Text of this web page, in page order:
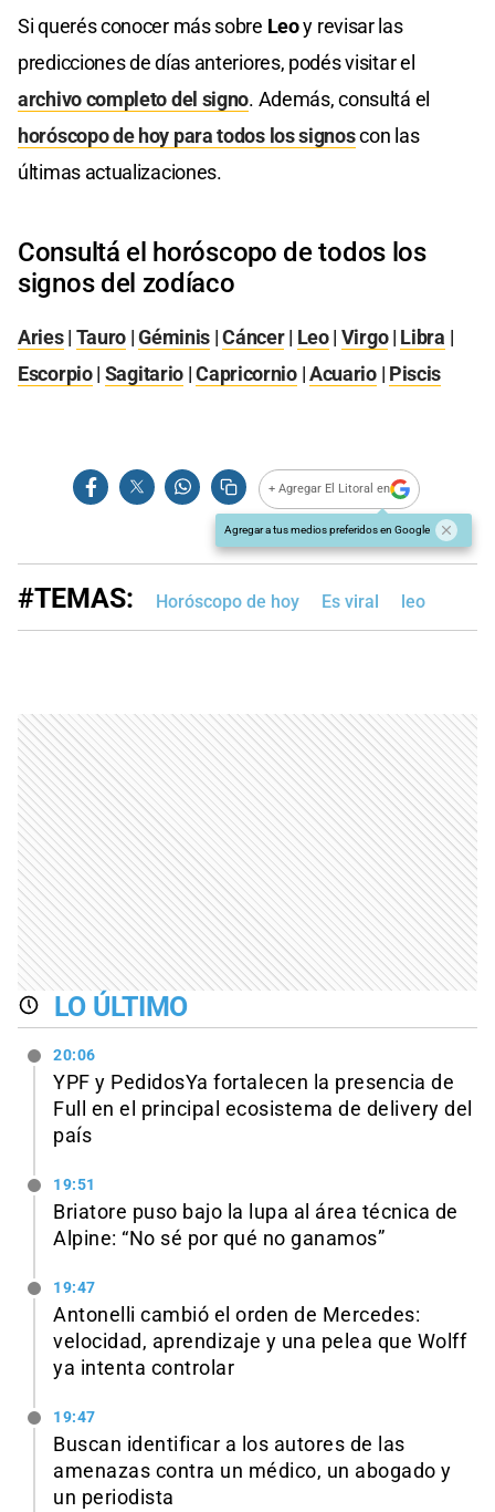
Si querés conocer más sobre Leoy revisar las
predicciones de días anteriores, podés visitar el
archivo completo del signo. Además, consultá el
horóscopo de hoy para todos los signoscon las
últimas actualizaciones.
Consultá el horóscopo de todos los
signos del zodíaco
Aries| Tauro |Géminis |Cáncer| Leo| Virgo| Libra |
Escorpio| Sagitario |Capricornio|Acuario| Piscis
+ Agregar El Litoral en
Agregar a tus medios preferidos en Google
#TEMAS: Horóscopo de hoy Es viral leo
LO ÚLTIMO
20:06
YPF y PedidosYa fortalecen la presencia de
Full en el principal ecosistema de delivery del
país
19:51
Briatore puso bajo la lupa al área técnica de
Alpine: “No sé por qué no ganamos”
19:47
Antonelli cambió el orden de Mercedes:
velocidad, aprendizaje y una pelea que Wolff
ya intenta controlar
19:47
Buscan identificar a los autores de las
amenazas contra un médico, un abogado y
un periodista